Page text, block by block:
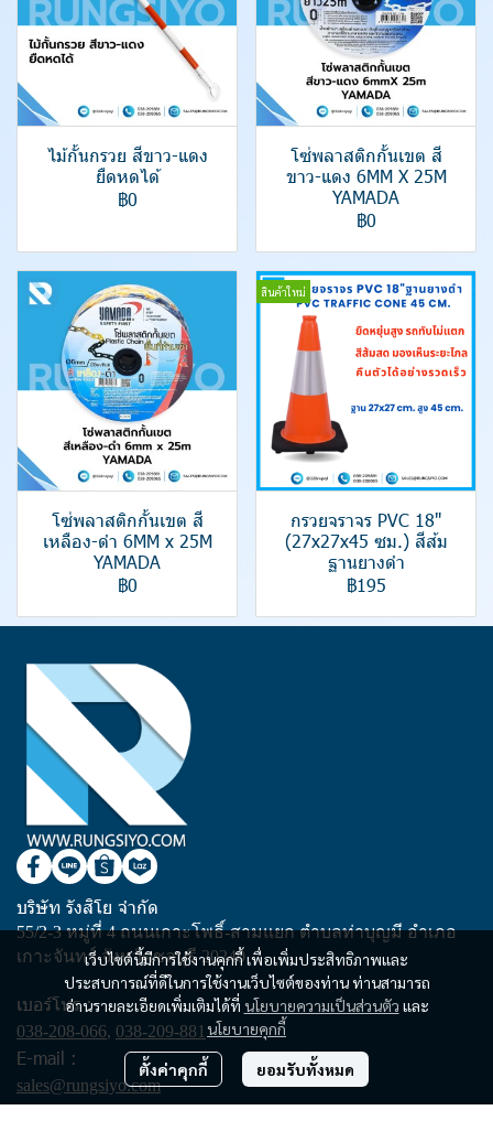
ไม้กั้นกรวย สีขาว-แดง
ยืดหดได้
฿0
โซ่พลาสติกกั้นเขต สี
ขาว-แดง 6MM X 25M
YAMADA
฿0
โซ่พลาสติกกั้นเขต สี
เหลือง-ดำ 6MM x 25M
YAMADA
฿0
สินค้าใหม่
กรวยจราจร PVC 18"
(27x27x45 ซม.) สีส้ม
ฐานยางดำ
฿195
เว็บไซต์นี้มีการใช้งานคุกกี้ เพื่อเพิ่มประสิทธิภาพและ
ประสบการณ์ที่ดีในการใช้งานเว็บไซต์ของท่าน ท่านสามารถ
อ่านรายละเอียดเพิ่มเติมได้ที่ นโยบายความเป็นส่วนตัว และ
นโยบายคุกกี้
ตั้งค่าคุกกี้ ยอมรับทั้งหมด
บริษัท รังสิโย จำกัด
55/2-3 หมู่ที่ 4 ถนนเกาะโพธิ์-สามแยก ตำบลท่าบุญมี อำเภอ
เกาะจันทร์ จังหวัดชลบุรี 20240
เบอร์โทร :
038-208-066, 038-209-881
E-mail :
sales@rungsiyo.com